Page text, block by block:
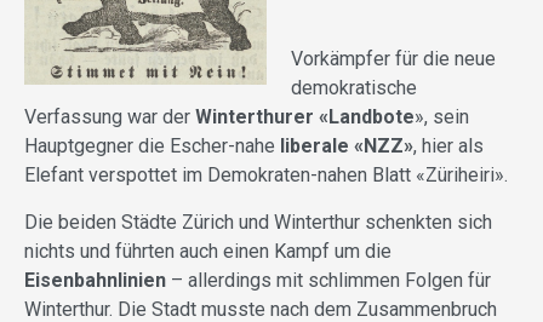
Vorkämpfer für die neue
demokratische
Verfassung war der Winterthurer «Landbote», sein
Hauptgegner die Escher-nahe liberale «NZZ», hier als
Elefant verspottet im Demokraten-nahen Blatt «Züriheiri».
Die beiden Städte Zürich und Winterthur schenkten sich
nichts und führten auch einen Kampf um die
Eisenbahnlinien – allerdings mit schlimmen Folgen für
Winterthur. Die Stadt musste nach dem Zusammenbruch